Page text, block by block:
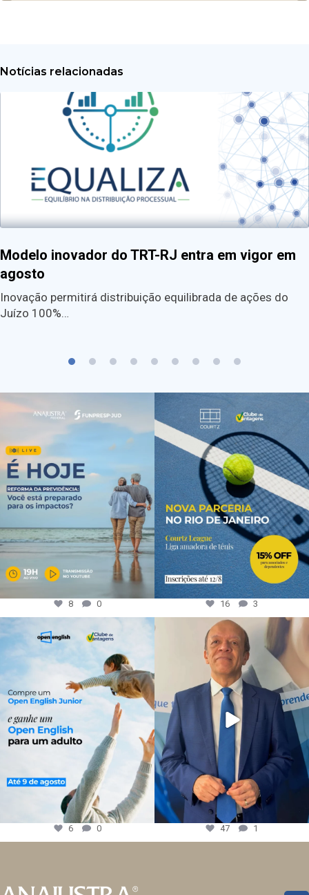
Notícias relacionadas
Modelo inovador do TRT-RJ entra em vigor em
agosto
Inovação permitirá distribuição equilibrada de ações do
Juízo 100%…
8 0 16 3
6 0 47 1